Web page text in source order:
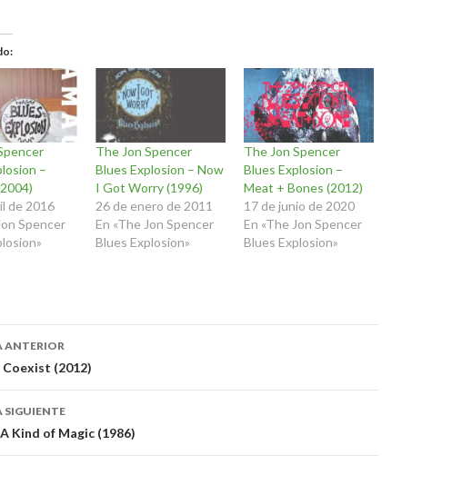
–
de 2016
Spencer
The Jon Spencer
Blues Explosion – Now
I Got Worry (1996)
26 de enero de 2011
En «The Jon Spencer
Blues Explosion»
The Jon Spencer
Blues Explosion –
Meat + Bones (2012)
17 de junio de 2020
En «The Jon Spencer
Blues Explosion»
ANTERIOR
Coexist (2012)
SIGUIENTE
Kind of Magic (1986)